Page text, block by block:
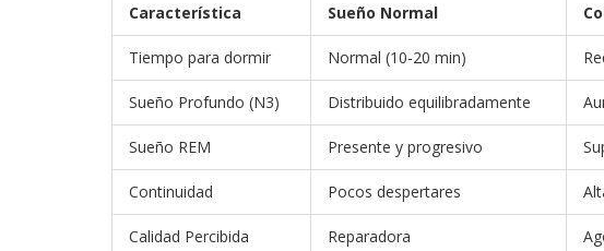
Característica
Sueño Normal
Tiempo para dormir Normal (10-20 min)
Sueño Profundo (N3) Distribuido equilibradamente
Sueño REM Presente y progresivo
Continuidad Pocos despertares
Calidad Percibida Reparadora